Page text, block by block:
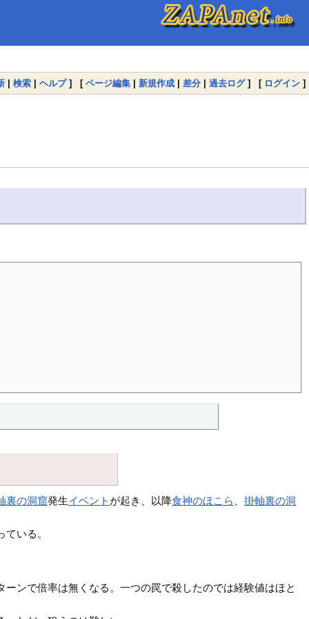
| 検索 | ヘルプ] [ ページ編集 | 新規作成 | 差分 | 過去ログ] [ ログイン ]
裏の洞窟発生イベント が起き、以降食神のほこら 、掛軸裏の洞
いる。
ンで倍率は無くなる。一つの罠で殺したのでは経験値はほと